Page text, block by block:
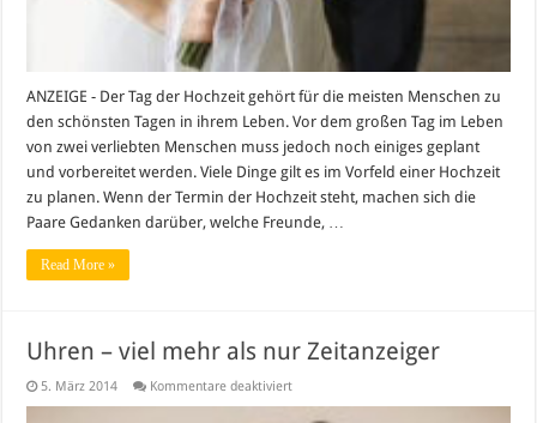
ANZEIGE - Der Tag der Hochzeit gehört für die meisten Menschen zu
den schönsten Tagen in ihrem Leben. Vor dem großen Tag im Leben
von zwei verliebten Menschen muss jedoch noch einiges geplant
und vorbereitet werden. Viele Dinge gilt es im Vorfeld einer Hochzeit
zu planen. Wenn der Termin der Hochzeit steht, machen sich die
Paare Gedanken darüber, welche Freunde, …
Read More »
Uhren – viel mehr als nur Zeitanzeiger
5. März 2014 Kommentare deaktiviertfür